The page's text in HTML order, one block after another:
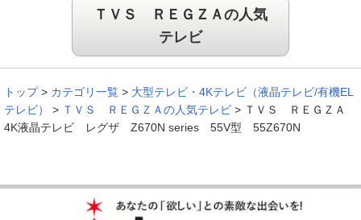
ＴＶＳ ＲＥＧＺＡの人気
テレビ
トップ > カテゴリ一覧 > 大型テレビ・4Kテレビ（液晶テレビ/有機EL
テレビ）
> ＴＶＳ ＲＥＧＺＡの人気テレビ > ＴＶＳ ＲＥＧＺＡ
4K液晶テレビ レグザ Z670N series 55V型 55Z670N